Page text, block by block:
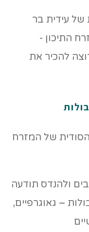
של המזרח
ולהנדס תודעה
– גאוגרפיים,